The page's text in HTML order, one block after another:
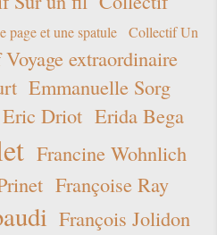
page et une spatule
Collectif Un
extraordinaire
Emmanuelle Sorg
Eric Driot Erida Bega
Francine Wohnlich
Françoise Ray
François Jolidon